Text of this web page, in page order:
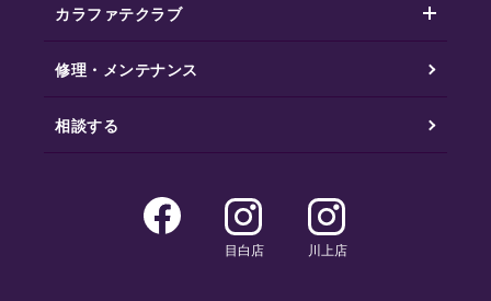
カラファテクラブ
修理・メンテナンス
相談する
目白店 川上店